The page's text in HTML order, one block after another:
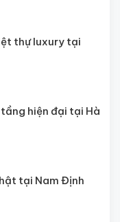
thự luxury tại
hiện đại tại Hà
tại Nam Định